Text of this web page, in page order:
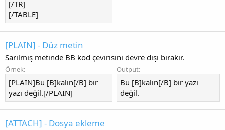
[/TR]
[/TABLE]
[PLAIN] - Düz metin
Sarılmış metinde BB kod çevirisini devre dışı bırakır.
Örnek:
[PLAIN]Bu [B]kalın[/B] bir
yazı değil.[/PLAIN]
Output:
Bu [B]kalın[/B] bir yazı
değil.
[ATTACH] - Dosya ekleme